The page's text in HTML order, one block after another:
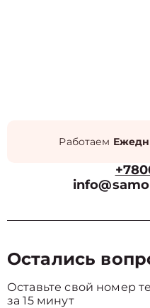
Работаем
Остались
Оставьте свой номер
за 15 минут